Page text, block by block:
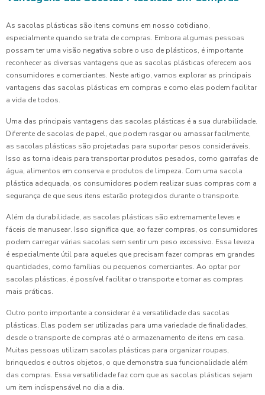
As sacolas plásticas são itens comuns em nosso cotidiano,
especialmente quando se trata de compras. Embora algumas pessoas
possam ter uma visão negativa sobre o uso de plásticos, é importante
reconhecer as diversas vantagens que as sacolas plásticas oferecem aos
consumidores e comerciantes. Neste artigo, vamos explorar as principais
vantagens das sacolas plásticas em compras e como elas podem facilitar
a vida de todos.
Uma das principais vantagens das sacolas plásticas é a sua durabilidade.
Diferente de sacolas de papel, que podem rasgar ou amassar facilmente,
as sacolas plásticas são projetadas para suportar pesos consideráveis.
Isso as torna ideais para transportar produtos pesados, como garrafas de
água, alimentos em conserva e produtos de limpeza. Com uma sacola
plástica adequada, os consumidores podem realizar suas compras com a
segurança de que seus itens estarão protegidos durante o transporte.
Além da durabilidade, as sacolas plásticas são extremamente leves e
fáceis de manusear. Isso significa que, ao fazer compras, os consumidores
podem carregar várias sacolas sem sentir um peso excessivo. Essa leveza
é especialmente útil para aqueles que precisam fazer compras em grandes
quantidades, como famílias ou pequenos comerciantes. Ao optar por
sacolas plásticas, é possível facilitar o transporte e tornar as compras
mais práticas.
Outro ponto importante a considerar é a versatilidade das sacolas
plásticas. Elas podem ser utilizadas para uma variedade de finalidades,
desde o transporte de compras até o armazenamento de itens em casa.
Muitas pessoas utilizam sacolas plásticas para organizar roupas,
brinquedos e outros objetos, o que demonstra sua funcionalidade além
das compras. Essa versatilidade faz com que as sacolas plásticas sejam
um item indispensável no dia a dia.